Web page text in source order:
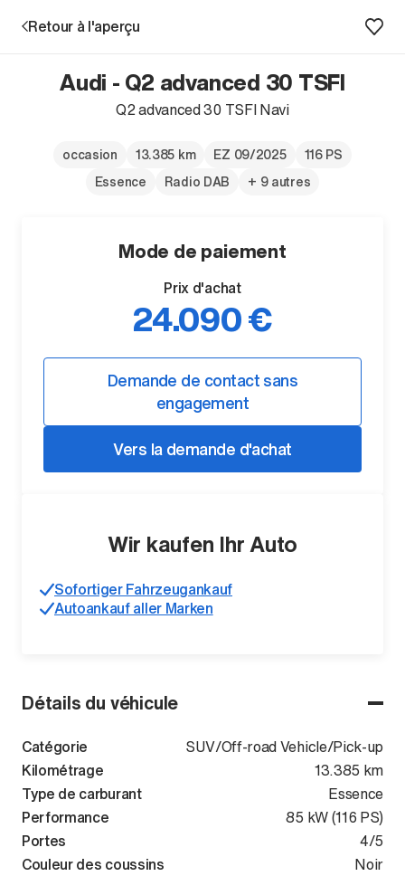
Prestations
Succursales
Retour à l'aperçu
Détails du véhicule
Catégorie
SUV/Off-road Vehicle/Pick-up
Kilométrage
13.385 km
Type de carburant
Essence
Performance
85 kW (116 PS)
Portes
4/5
Couleur des coussins
Noir
Audi - Q2 advanced 30 TSFI
Q2 advanced 30 TSFI Navi
occasion 13.385 km EZ 09/2025
116 PS
Essence
Radio DAB + 9 autres
Mode de paiement
Prix d'achat
24.090 €
Demande de contact sans
engagement
Vers la demande d'achat
Wir kaufen Ihr Auto
Sofortiger Fahrzeugankauf
Autoankauf aller Marken